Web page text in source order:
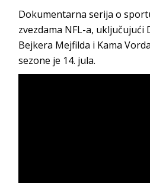
Dokumentarna serija o
zvezdama NFL-a, uključujući
Bejkera ​​Mejfilda i Kama
sezone je 14. jula.